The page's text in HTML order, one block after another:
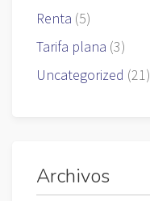
Renta (5)
Tarifa plana (3)
Uncategorized (21)
Archivos